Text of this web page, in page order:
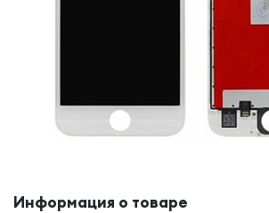
Информация о товаре